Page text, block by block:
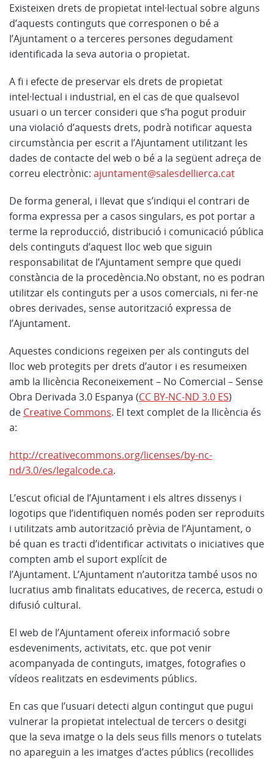
Existeixen drets de propietat intel·lectual sobre alguns
d’aquests continguts que corresponen o bé a
l’Ajuntament o a terceres persones degudament
identificada la seva autoria o propietat.
A fi i efecte de preservar els drets de propietat
intel·lectual i industrial, en el cas de que qualsevol
usuari o un tercer consideri que s’ha pogut produir
una violació d’aquests drets, podrà notificar aquesta
circumstància per escrit a l’Ajuntament utilitzant les
dades de contacte del web o bé a la següent adreça de
correu electrònic: ajuntament@salesdellierca.cat
De forma general, i llevat que s’indiqui el contrari de
forma expressa per a casos singulars, es pot portar a
terme la reproducció, distribució i comunicació pública
dels continguts d’aquest lloc web que siguin
responsabilitat de l’Ajuntament sempre que quedi
constància de la procedència.No obstant, no es podran
utilitzar els continguts per a usos comercials, ni fer-ne
obres derivades, sense autorització expressa de
l’Ajuntament.
Aquestes condicions regeixen per als continguts del
lloc web protegits per drets d’autor i es resumeixen
amb la llicència Reconeixement – No Comercial – Sense
Obra Derivada 3.0 Espanya (CC BY-NC-ND 3.0 ES)
de Creative Commons. El text complet de la llicència és
a:
http://creativecommons.org/licenses/by-nc-
nd/3.0/es/legalcode.ca.
L’escut oficial de l’Ajuntament i els altres dissenys i
logotips que l’identifiquen només poden ser reproduïts
i utilitzats amb autorització prèvia de l’Ajuntament, o
bé quan es tracti d’identificar activitats o iniciatives que
compten amb el suport explícit de
l’Ajuntament. L’Ajuntament n’autoritza també usos no
lucratius amb finalitats educatives, de recerca, estudi o
difusió cultural.
El web de l’Ajuntament ofereix informació sobre
esdeveniments, activitats, etc. que pot venir
acompanyada de continguts, imatges, fotografies o
vídeos realitzats en esdeviments públics.
En cas que l’usuari detecti algun contingut que pugui
vulnerar la propietat intelectual de tercers o desitgi
que la seva imatge o la dels seus fills menors o tutelats
no apareguin a les imatges d’actes públics (recollides